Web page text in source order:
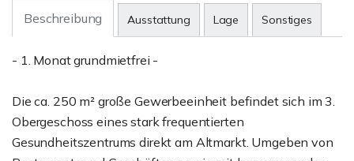
Beschreibung Ausstattung Lage Sonstiges
- 1. Monat grundmietfrei -
Die ca. 250 m² große Gewerbeeinheit befindet sich im 3.
Obergeschoss eines stark frequentierten
Gesundheitszentrums direkt am Altmarkt. Umgeben von